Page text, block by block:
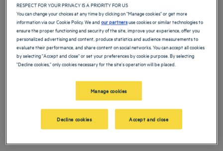
郁锦香 香客户获
得的优惠
RESPECT FOR YOUR PRIVACY IS A PRIORITY FOR US
You can change your choices at any time by clicking on "Manage cookies" or get more
information via our Cookie Policy. We andour partnersuse cookies or similar technologies to
ensure the proper functioning and security of the site, improve your experience, offer you
personalized advertising and content, produce statistics and audience measurements to
evaluate their performance, and share content on social networks. You can accept all cookies
by selecting "Accept and close" or set your preferences by cookie purpose. By selecting
"Decline cookies," only cookies necessary for the site's operation will be placed.
Manage cookies
Decline cookies Accept and close